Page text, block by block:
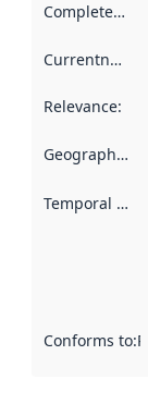
Completeness
Currentness
Relevance:
Geographical scope
Temporal scope
Conforms to: